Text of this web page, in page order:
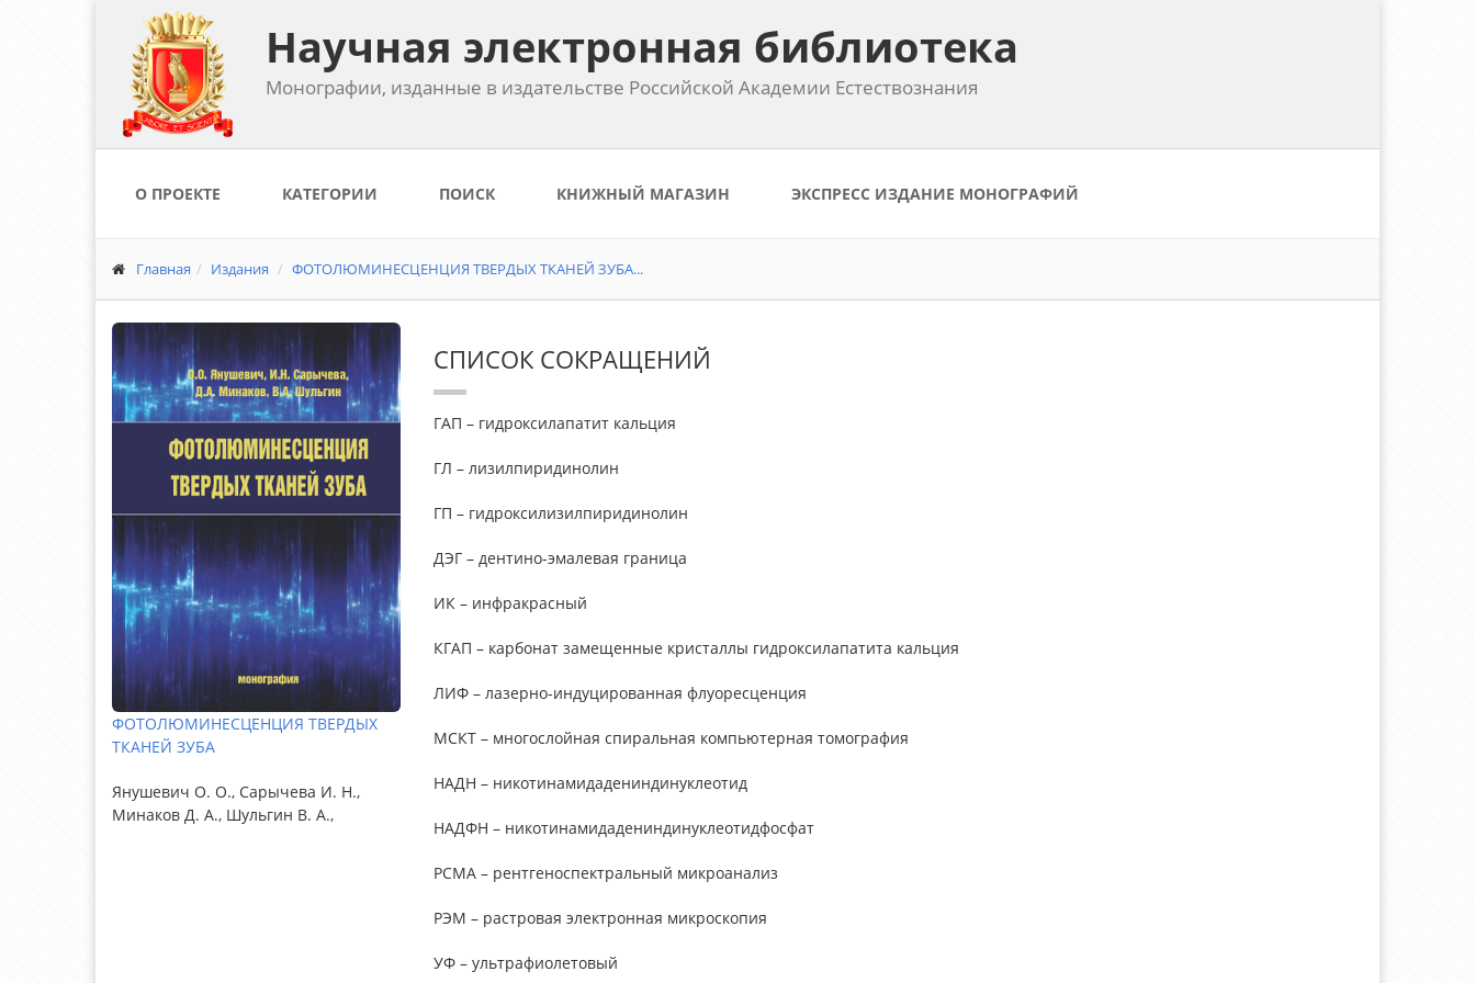
Научная электронная библиотека
Монографии, изданные в издательстве Российской Академии Естествознания
О ПРОЕКТЕ КАТЕГОРИИ ПОИСК КНИЖНЫЙ МАГАЗИН ЭКСПРЕСС ИЗДАНИЕ МОНОГРАФИЙ
Главная Издания ФОТОЛЮМИНЕСЦЕНЦИЯ ТВЕРДЫХ ТКАНЕЙ ЗУБА...
ФОТОЛЮМИНЕСЦЕНЦИЯ ТВЕРДЫХ
ТКАНЕЙ ЗУБА
Янушевич О. О., Сарычева И. Н.,
Минаков Д. А., Шульгин В. А.,
СПИСОК СОКРАЩЕНИЙ
ГАП – гидроксилапатит кальция
ГЛ – лизилпиридинолин
ГП – гидроксилизилпиридинолин
ДЭГ – дентино-эмалевая граница
ИК – инфракрасный
КГАП – карбонат замещенные кристаллы гидроксилапатита кальция
ЛИФ – лазерно-индуцированная флуоресценция
МСКТ – многослойная спиральная компьютерная томография
НАДН – никотинамидадениндинуклеотид
НАДФН – никотинамидадениндинуклеотидфосфат
РСМА – рентгеноспектральный микроанализ
РЭМ – растровая электронная микроскопия
УФ – ультрафиолетовый